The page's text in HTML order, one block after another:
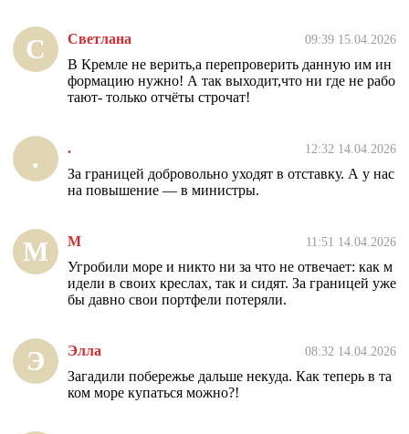
С Светлана 09:39 15.04.2026
В Кремле не верить,а перепроверить данную им ин
формацию нужно! А так выходит,что ни где не рабо
тают- только отчёты строчат!
. . 12:32 14.04.2026
За границей добровольно уходят в отставку. А у нас
на повышение — в министры.
М М 11:51 14.04.2026
Угробили море и никто ни за что не отвечает: как м
идели в своих креслах, так и сидят. За границей уже
бы давно свои портфели потеряли.
Э Элла 08:32 14.04.2026
Загадили побережье дальше некуда. Как теперь в та
ком море купаться можно?!